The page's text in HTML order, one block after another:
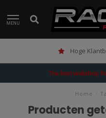
MENU
Hoge
The best webshop
Home
Producten